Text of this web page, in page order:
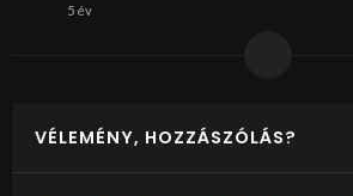
5 év
VÉLEMÉNY, HOZZÁSZÓLÁS?